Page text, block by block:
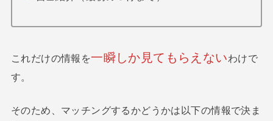
これだけの情報を一瞬しか見てもらえないわけで
す。
そのため、マッチングするかどうかは以下の情報で決ま